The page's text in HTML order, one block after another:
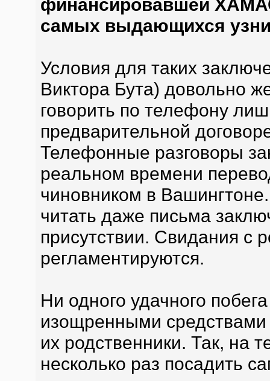
финансировавшей
самых выдающихся
Условия для таких
Виктора Бута) довольно
говорить по телефону
предварительной
Телефонные разговоры
реальном времени
чиновником в
читать даже письма
присутствии. Свидания с
регламентируются.
Ни одного удачного
изощренными
их родственники. Так, на
несколько раз посадить